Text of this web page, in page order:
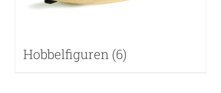
Hobbelfiguren (6)